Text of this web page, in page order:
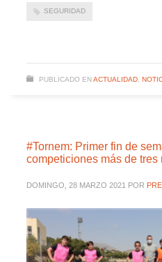
SEGURIDAD
PUBLICADO EN ACTUALIDAD,
#Tornem: Primer fin de
competiciones más de tres
DOMINGO, 28 MARZO 2021 POR